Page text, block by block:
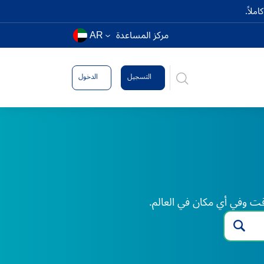
مركز المساعدة AR
التسجيل الدخول